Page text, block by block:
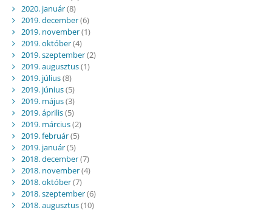
2020. január(8)
2019. december(6)
2019. november(1)
2019. október(4)
2019. szeptember(2)
2019. augusztus(1)
2019. július(8)
2019. június(5)
2019. május(3)
2019. április(5)
2019. március(2)
2019. február(5)
2019. január(5)
2018. december(7)
2018. november(4)
2018. október(7)
2018. szeptember(6)
2018. augusztus(10)